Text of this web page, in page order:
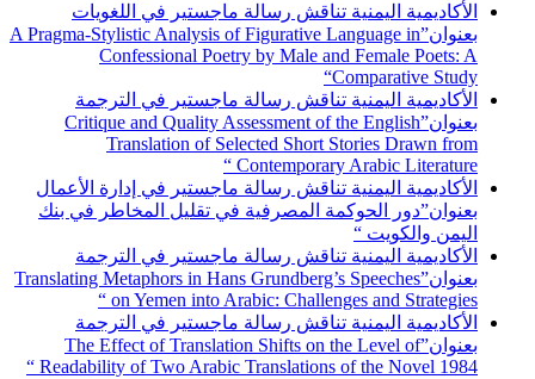
الأكاديمية اليمنية تناقش رسالة ماجستير في اللغويات
بعنوان”A Pragma-Stylistic Analysis of Figurative Language in
Confessional Poetry by Male and Female Poets: A
Comparative Study“
الأكاديمية اليمنية تناقش رسالة ماجستير في الترجمة
بعنوان”Critique and Quality Assessment of the English
Translation of Selected Short Stories Drawn from
Contemporary Arabic Literature “
الأكاديمية اليمنية تناقش رسالة ماجستير في إدارة الأعمال
بعنوان”دور الحوكمة المصرفية في تقليل المخاطر في بنك
اليمن والكويت “
الأكاديمية اليمنية تناقش رسالة ماجستير في الترجمة
بعنوان”Translating Metaphors in Hans Grundberg’s Speeches
on Yemen into Arabic: Challenges and Strategies “
الأكاديمية اليمنية تناقش رسالة ماجستير في الترجمة
بعنوان”The Effect of Translation Shifts on the Level of
Readability of Two Arabic Translations of the Novel 1984 “